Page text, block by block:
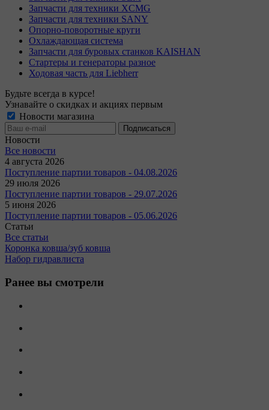
Запчасти для техники XCMG
Запчасти для техники SANY
Опорно-поворотные круги
Охлаждающая система
Запчасти для буровых станков KAISHAN
Стартеры и генераторы разное
Ходовая часть для Liebherr
Будьте всегда в курсе!
Узнавайте о скидках и акциях первым
Новости магазина
Новости
Все новости
4 августа 2026
Поступление партии товаров - 04.08.2026
29 июля 2026
Поступление партии товаров - 29.07.2026
5 июня 2026
Поступление партии товаров - 05.06.2026
Статьи
Все статьи
Коронка ковша/зуб ковша
Набор гидравлиста
Ранее вы смотрели